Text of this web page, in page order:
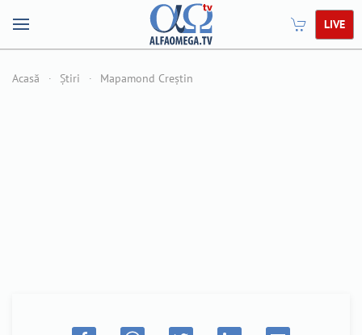
LIVE
Acasă Știri Mapamond Creștin